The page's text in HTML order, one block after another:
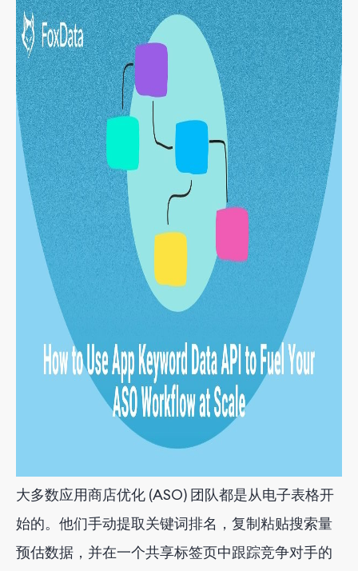
大多数应用商店优化 (ASO) 团队都是从电子表格开
始的。他们手动提取关键词排名，复制粘贴搜索量
预估数据，并在一个共享标签页中跟踪竞争对手的